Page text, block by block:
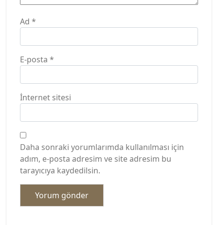
Ad *
E-posta *
İnternet sitesi
Daha sonraki yorumlarımda kullanılması için
adım, e-posta adresim ve site adresim bu
tarayıcıya kaydedilsin.